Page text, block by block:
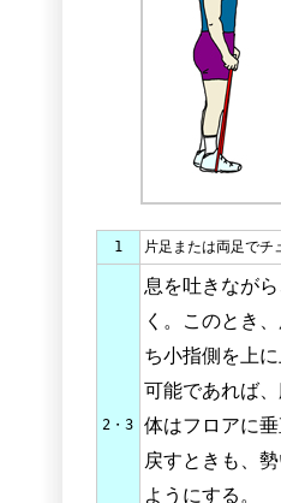
1 片足または両足でチ
2・3
息を吐きなが
く。このとき
ち小指側を上
可能であれば
体はフロアに
戻すときも、
ようにする。